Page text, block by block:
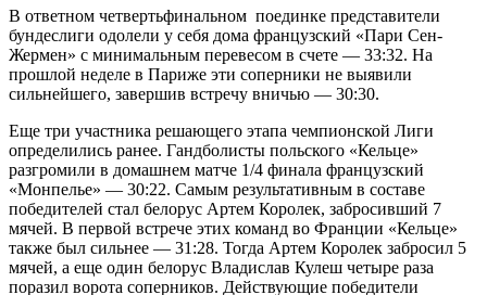
В ответном четвертьфинальном поединке представители
бундеслиги одолели у себя дома французский «Пари Сен-
Жермен» с минимальным перевесом в счете — 33:32. На
прошлой неделе в Париже эти соперники не выявили
сильнейшего, завершив встречу вничью — 30:30.
Еще три участника решающего этапа чемпионской Лиги
определились ранее. Гандболисты польского «Кельце»
разгромили в домашнем матче 1/4 финала французский
«Монпелье» — 30:22. Самым результативным в составе
победителей стал белорус Артем Королек, забросивший 7
мячей. В первой встрече этих команд во Франции «Кельце»
также был сильнее — 31:28. Тогда Артем Королек забросил 5
мячей, а еще один белорус Владислав Кулеш четыре раза
поразил ворота соперников. Действующие победители